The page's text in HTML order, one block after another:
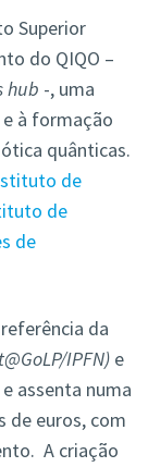
Superior
do QIQO –
hub -, uma
à formação
quânticas.
de
de
de
da
IPFN) e
e assenta numa
de euros, com
A criação